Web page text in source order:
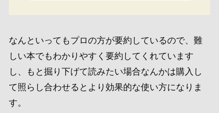
なんといっても プロの方が要約しているので、難
しい本でもわかりやすく要約してくれています
し、もと掘り下げて読みたい場合なんかは購入し
て照らし合わせるとより効果的な使い方になりま
す。